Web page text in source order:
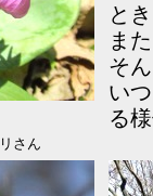
と
ま
そ
い
る
さん